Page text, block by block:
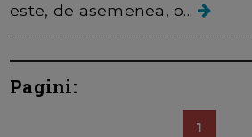
este, de asemenea, o...
Pagini:
1